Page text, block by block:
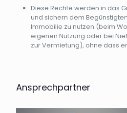
Diese Rechte werden in das
und sichern dem
Immobilie zu nutzen (beim
eigenen Nutzung oder bei
zur Vermietung), ohne dass
Ansprechpartner